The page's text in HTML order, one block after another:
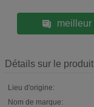
meilleur
Détails sur le produit
Lieu d'origine:
Nom de marque: